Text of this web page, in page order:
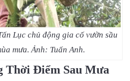
Lục chủ động gia cố vườn sầu
mưa. Ảnh: Tuấn Anh.
Thời Điểm Sau Mưa